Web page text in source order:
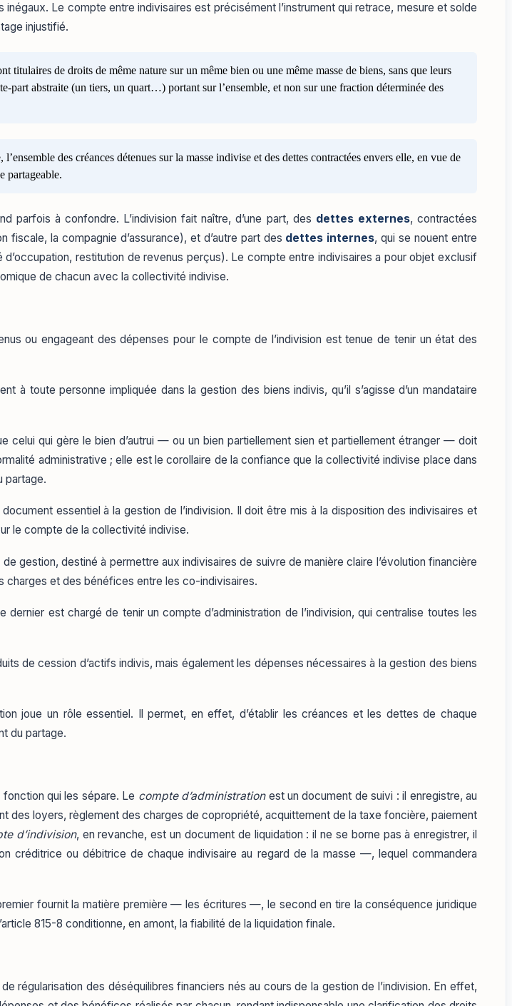
Le compte entre indivisaires est précisément l’instrument qui retrace, mesure et solde
injustifié.
de droits de même nature sur un même bien ou une même masse de biens, sans que leurs
part abstraite (un tiers, un quart…) portant sur l’ensemble, et non sur une fraction déterminée des
des créances détenues sur la masse indivise et des dettes contractées envers elle, en vue de
partageable.
à confondre. L’indivision fait naître, d’une part, des dettes externes, contractées
fiscale, la compagnie d’assurance), et d’autre part des dettes internes, qui se nouent entre
restitution de revenus perçus). Le compte entre indivisaires a pour objet exclusif
de chacun avec la collectivité indivise.
ou engageant des dépenses pour le compte de l’indivision est tenue de tenir un état des
à toute personne impliquée dans la gestion des biens indivis, qu’il s’agisse d’un mandataire
celui qui gère le bien d’autrui — ou un bien partiellement sien et partiellement étranger — doit
administrative ; elle est le corollaire de la confiance que la collectivité indivise place dans
partage.
essentiel à la gestion de l’indivision. Il doit être mis à la disposition des indivisaires et
le compte de la collectivité indivise.
gestion, destiné à permettre aux indivisaires de suivre de manière claire l’évolution financière
charges et des bénéfices entre les co-indivisaires.
est chargé de tenir un compte d’administration de l’indivision, qui centralise toutes les
de cession d’actifs indivis, mais également les dépenses nécessaires à la gestion des biens
joue un rôle essentiel. Il permet, en effet, d’établir les créances et les dettes de chaque
du partage.
qui les sépare. Le compte d’administrationest un document de suivi : il enregistre, au
des loyers, règlement des charges de copropriété, acquittement de la taxe foncière, paiement
d’indivision, en revanche, est un document de liquidation : il ne se borne pas à enregistrer, il
créditrice ou débitrice de chaque indivisaire au regard de la masse —, lequel commandera
fournit la matière première — les écritures —, le second en tire la conséquence juridique
815-8 conditionne, en amont, la fiabilité de la liquidation finale.
régularisation des déséquilibres financiers nés au cours de la gestion de l’indivision. En effet,